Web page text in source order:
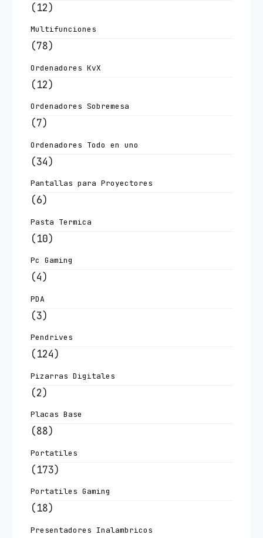
(12)
Multifunciones
(78)
Ordenadores KvX
(12)
Ordenadores Sobremesa
(7)
Ordenadores Todo en uno
(34)
Pantallas para Proyectores
(6)
Pasta Termica
(10)
Pc Gaming
(4)
PDA
(3)
Pendrives
(124)
Pizarras Digitales
(2)
Placas Base
(88)
Portatiles
(173)
Portatiles Gaming
(18)
Presentadores Inalambricos